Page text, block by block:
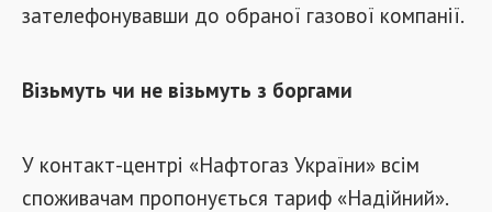
зателефонувавши до обраної газової компанії.
Візьмуть чи не візьмуть з боргами
У контакт-центрі «Нафтогаз України» всім
споживачам пропонується тариф «Надійний».